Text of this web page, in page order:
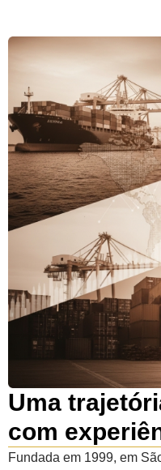
Uma
com
Fundada em 1999, em